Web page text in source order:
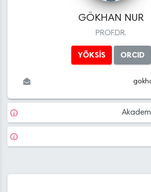
GÖKHAN NUR
PROF.DR.
YÖKSİS ORCID